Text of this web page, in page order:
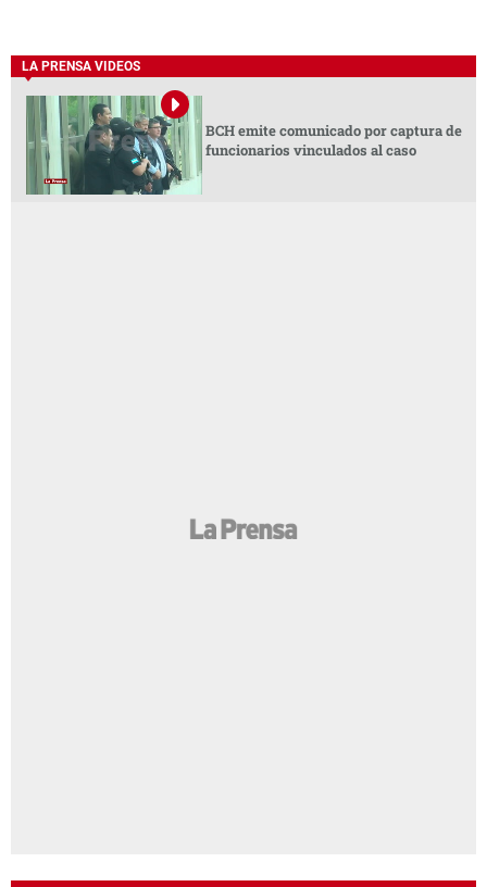
LA PRENSA VIDEOS
BCH emite comunicado por captura de
funcionarios vinculados al caso